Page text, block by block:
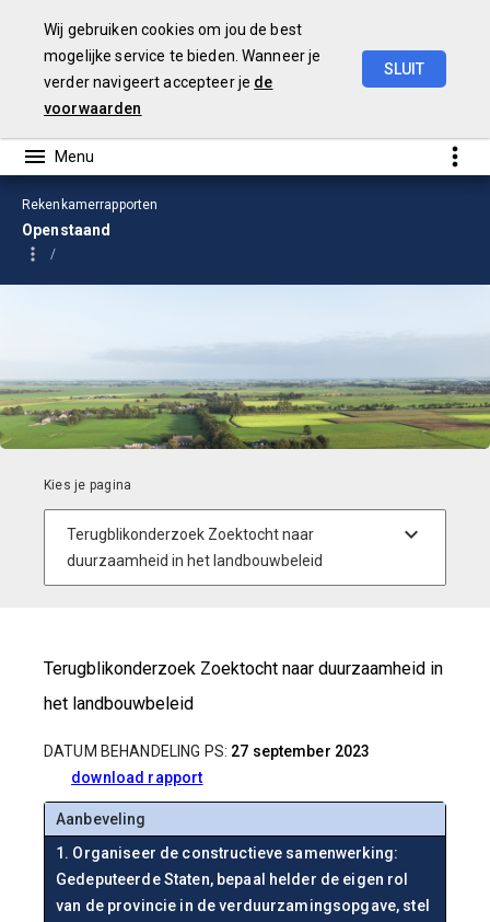
Wij gebruiken cookies om jou de best
mogelijke service te bieden. Wanneer je
verder navigeert accepteer je de
voorwaarden
SLUIT
Rekenkamerrapporten
Openstaand
Terugblikonderzoek Zoektocht naar duurzaamheid in
het landbouwbeleid
DATUM BEHANDELING PS: 27 september 2023
download rapport
Aanbeveling
1. Organiseer de constructieve samenwerking:
Gedeputeerde Staten, bepaal helder de eigen rol
van de provincie in de verduurzamingsopgave, stel